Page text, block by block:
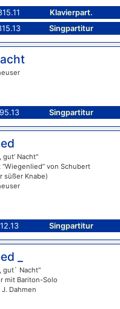
Klavierpart.
Singpartitur
Singpartitur
Nacht"
von Schubert
süßer Knabe)
Singpartitur
_
gut` Nacht"
mit Bariton-Solo
Dahmen